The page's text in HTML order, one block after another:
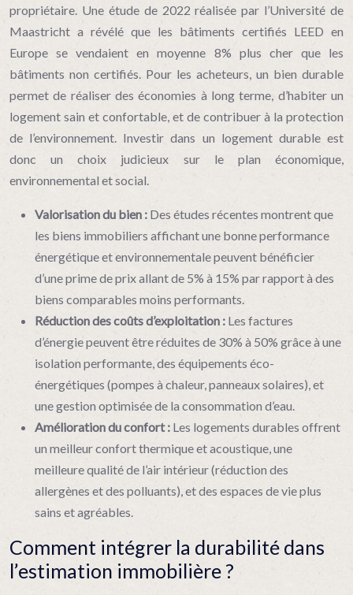
propriétaire. Une étude de 2022 réalisée par l’Université de
Maastricht a révélé que les bâtiments certifiés LEED en
Europe se vendaient en moyenne 8% plus cher que les
bâtiments non certifiés. Pour les acheteurs, un bien durable
permet de réaliser des économies à long terme, d’habiter un
logement sain et confortable, et de contribuer à la protection
de l’environnement. Investir dans un logement durable est
donc un choix judicieux sur le plan économique,
environnemental et social.
Valorisation du bien : Des études récentes montrent que
les biens immobiliers affichant une bonne performance
énergétique et environnementale peuvent bénéficier
d’une prime de prix allant de 5% à 15% par rapport à des
biens comparables moins performants.
Réduction des coûts d’exploitation : Les factures
d’énergie peuvent être réduites de 30% à 50% grâce à une
isolation performante, des équipements éco-
énergétiques (pompes à chaleur, panneaux solaires), et
une gestion optimisée de la consommation d’eau.
Amélioration du confort : Les logements durables offrent
un meilleur confort thermique et acoustique, une
meilleure qualité de l’air intérieur (réduction des
allergènes et des polluants), et des espaces de vie plus
sains et agréables.
Comment intégrer la durabilité dans
l’estimation immobilière ?